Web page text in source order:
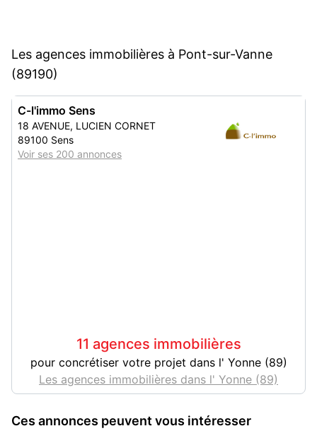
Les agences immobilières à Pont-sur-Vanne
(89190)
C-l'immo Sens
18 AVENUE, LUCIEN CORNET
89100 Sens
Voir ses 200 annonces
11 agences immobilières
pour concrétiser votre projet dans l' Yonne (89)
Les agences immobilières dans l' Yonne (89)
Ces annonces peuvent vous intéresser